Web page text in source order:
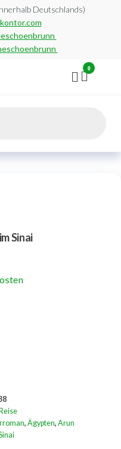
Deutschlands)
0
Sinai
Reise
, Ägypten, Arun